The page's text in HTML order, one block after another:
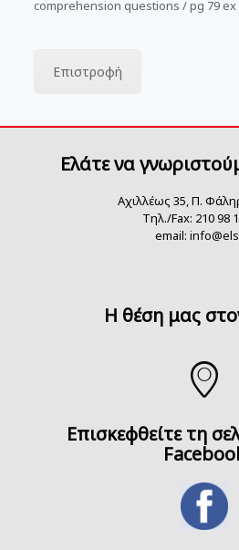
comprehension questions / pg 79 ex
Επιστροφή
Ελάτε να
Αχιλλέως 35, Π.
Τηλ./Fax: 210 98
email:
H θέση μας
Επισκεφθείτε τη